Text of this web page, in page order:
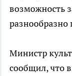
возможность
разнообразно
Министр
сообщил, что